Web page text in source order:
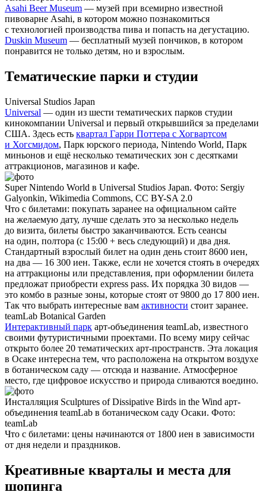
Asahi Beer Museum — музей при всемирно известной
пивоварне Asahi, в котором можно познакомиться
с технологией производства пива и попасть на дегустацию.
Duskin Museum — бесплатный музей пончиков, в котором
понравится не только детям, но и взрослым.
Тематические парки и студии
Universal Studios Japan
Universal — один из шести тематических парков студии
кинокомпании Universal и первый открывшийся за пределами
США. Здесь есть квартал Гарри Поттера с Хогвартсом
и Хогсмидом, Парк юрского периода, Nintendo World, Парк
миньонов и ещё несколько тематических зон с десятками
аттракционов, магазинов и кафе.
Super Nintendo World в Universal Studios Japan. Фото: Sergiy
Galyonkin, Wikimedia Commons, CC BY-SA 2.0
Что с билетами: покупать заранее на официальном сайте
на желаемую дату, лучше сделать это за несколько недель
до визита, билеты быстро заканчиваются. Есть сеансы
на один, полтора (с 15:00 + весь следующий) и два дня.
Стандартный взрослый билет на один день стоит 8600 иен,
на два — 16 300 иен. Также, если не хочется стоять в очередях
на аттракционы или представления, при оформлении билета
предложат приобрести express pass. Их порядка 30 видов —
это комбо в разные зоны, которые стоят от 9800 до 17 800 иен.
Так что выбрать интересные вам активности стоит заранее.
teamLab Botanical Garden
Интерактивный парк арт-объединения teamLab, известного
своими футуристичными проектами. По всему миру сейчас
открыто более 20 тематических арт-пространств. Эта локация
в Осаке интересна тем, что расположена на открытом воздухе
в ботаническом саду — отсюда и название. Атмосферное
место, где цифровое искусство и природа сливаются воедино.
Инсталляция Sculptures of Dissipative Birds in the Wind арт-
объединения teamLab в ботаническом саду Осаки. Фото:
teamLab
Что с билетами: цены начинаются от 1800 иен в зависимости
от дня недели и праздников.
Креативные кварталы и места для
шопинга